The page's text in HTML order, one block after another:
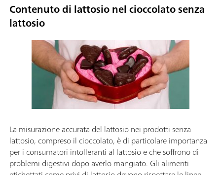
Contenuto di lattosio nel cioccolato senza
lattosio
La misurazione accurata del lattosio nei prodotti senza
lattosio, compreso il cioccolato, è di particolare importanza
per i consumatori intolleranti al lattosio e che soffrono di
problemi digestivi dopo averlo mangiato. Gli alimenti